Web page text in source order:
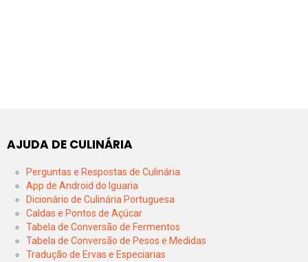
AJUDA DE CULINÁRIA
Perguntas e Respostas de Culinária
App de Android do Iguaria
Dicionário de Culinária Portuguesa
Caldas e Pontos de Açúcar
Tabela de Conversão de Fermentos
Tabela de Conversão de Pesos e Medidas
Tradução de Ervas e Especiarias